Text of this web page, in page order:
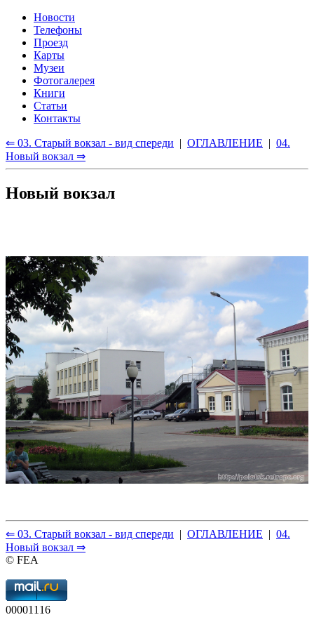
Новости
Телефоны
Проезд
Карты
Музеи
Фотогалерея
Книги
Статьи
Контакты
⇐ 03. Старый вокзал - вид спереди | ОГЛАВЛЕНИЕ | 04.
Новый вокзал ⇒
Новый вокзал
⇐ 03. Старый вокзал - вид спереди | ОГЛАВЛЕНИЕ | 04.
Новый вокзал ⇒
© FEA
00001116